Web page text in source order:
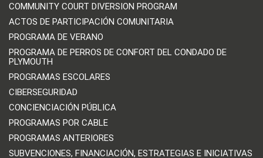
COMMUNITY COURT DIVERSION PROGRAM
ACTOS DE PARTICIPACIÓN COMUNITARIA
PROGRAMA DE VERANO
PROGRAMA DE PERROS DE CONFORT DEL CONDADO DE
PLYMOUTH
PROGRAMAS ESCOLARES
CIBERSEGURIDAD
CONCIENCIACIÓN PÚBLICA
PROGRAMAS POR CABLE
PROGRAMAS ANTERIORES
SUBVENCIONES, FINANCIACIÓN, ESTRATEGIAS E INICIATIVAS